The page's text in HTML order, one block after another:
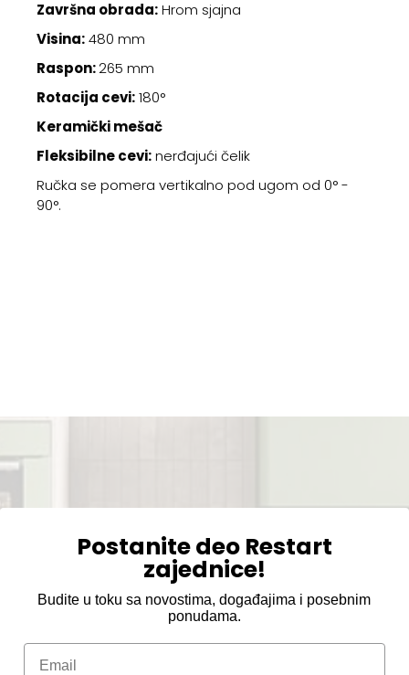
Završna obrada:Hrom sjajna
Visina:480 mm
Raspon:265 mm
Rotacija cevi:180°
Keramički mešač
Fleksibilne cevi:nerđajući čelik
Ručka se pomera vertikalno pod ugom od 0° -
90°.
Postanite deo Restart
zajednice!
Budite u toku sa novostima, događajima i posebnim
ponudama.
Email